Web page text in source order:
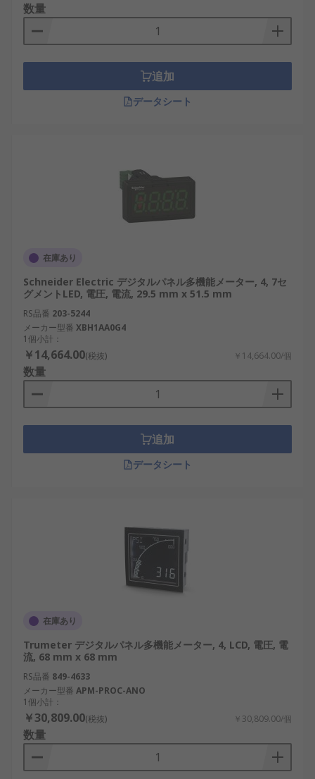
数量
追加
データシート
在庫あり
Schneider Electric デジタルパネル多機能メーター, 4, 7セ
グメントLED, 電圧, 電流, 29.5 mm x 51.5 mm
RS品番 203-5244
メーカー型番 XBH1AA0G4
1個小計：
￥14,664.00(税抜) ￥14,664.00/個
数量
追加
データシート
在庫あり
Trumeter デジタルパネル多機能メーター, 4, LCD, 電圧, 電
流, 68 mm x 68 mm
RS品番 849-4633
メーカー型番 APM-PROC-ANO
1個小計：
￥30,809.00(税抜) ￥30,809.00/個
数量